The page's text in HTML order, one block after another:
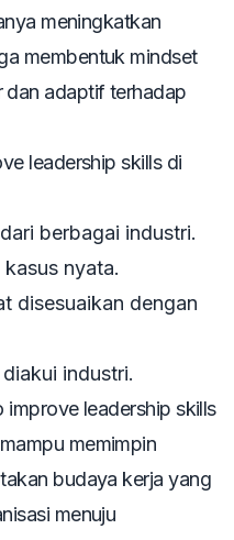
meningkatkan
membentuk mindset
dan adaptif terhadap
leadership skillsdi
berbagai industri.
nyata.
disesuaikan dengan
industri.
improve leadership skills
memimpin
budaya kerja yang
menuju